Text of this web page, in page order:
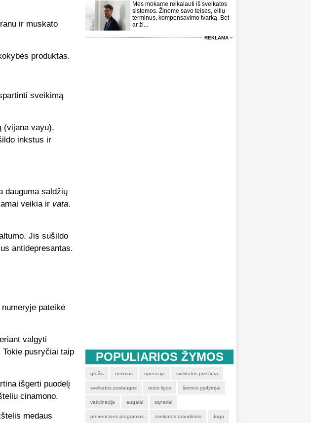
ir muskato
produktas.
sveikimą
(vijana vayu),
inkstus ir
saldžių
veikia ir vata.
Jis sušildo
antidepresantas.
pateikė
valgyti
pusryčiai taip
išgerti puodelį
cinamono.
medaus
Mes mokame reikalauti iš sveikatos
sistemos. Žinome savo teises, eilių
terminus, kompensavimo tvarką. Bet
ar ži...
REKLAMA
POPULIARIOS ŽYMOS
grožis nerimas operacija sveikatos priežiūra
sveikatos paslaugos retos ligos šeimos gydytojai
vakcinacija augalai sąnariai
prevencinės programos sveikatos draudimas Joga